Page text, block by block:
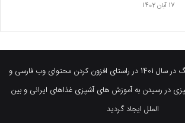
17 آبان 1402
مجله آشپزی مامی کوکینگ در سال 1401 در راستای افزون کردن محتوای وب فارسی و
در رسیدن به آموزش های آشپزی غذاهای ایرانی و بین
الملل ایجاد گردید